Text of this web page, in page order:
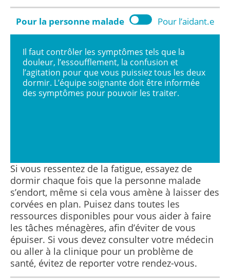
Pour la personne malade Pour l’aidant.e
Il faut contrôler les symptômes tels que la
douleur, l’essoufflement, la confusion et
l’agitation pour que vous puissiez tous les deux
dormir. L’équipe soignante doit être informée
des symptômes pour pouvoir les traiter.
Si vous ressentez de la fatigue, essayez de
dormir chaque fois que la personne malade
s’endort, même si cela vous amène à laisser des
corvées en plan. Puisez dans toutes les
ressources disponibles pour vous aider à faire
les tâches ménagères, afin d’éviter de vous
épuiser. Si vous devez consulter votre médecin
ou aller à la clinique pour un problème de
santé, évitez de reporter votre rendez-vous.